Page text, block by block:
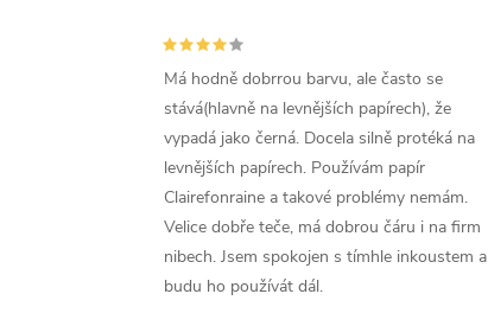
Má hodně dobrrou barvu, ale často se
stává(hlavně na levnějších papírech), že
vypadá jako černá. Docela silně protéká na
levnějších papírech. Používám papír
Clairefonraine a takové problémy nemám.
Velice dobře teče, má dobrou čáru i na firm
nibech. Jsem spokojen s tímhle inkoustem a
budu ho používát dál.